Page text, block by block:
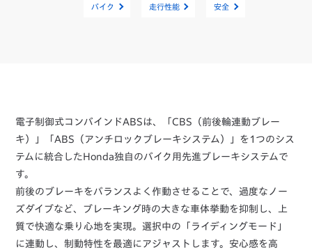
バイク 走行性能 安全
電子制御式コンバインドABSは、「CBS（前後輪連動ブレー
キ）」「ABS（アンチロックブレーキシステム）」を1つのシス
テムに統合したHonda独自のバイク用先進ブレーキシステムで
す。
前後のブレーキをバランスよく作動させることで、過度なノー
ズダイブなど、ブレーキング時の大きな車体挙動を抑制し、上
質で快適な乗り心地を実現。選択中の「ライディングモード」
に連動し、制動特性を最適にアジャストします。安心感を高